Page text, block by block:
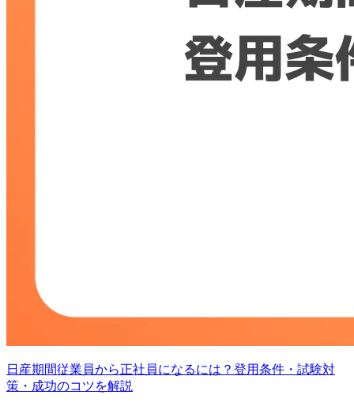
日産期間従業員から正社員になるには？登用条件・試験対
策・成功のコツを解説